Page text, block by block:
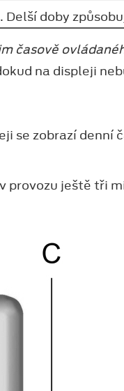
doby
časově
na displeji
se zobrazí denní
ještě tři